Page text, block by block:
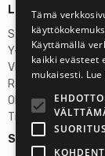
Seuraa meitä:
Lisätietoja
Stardust Finland
Y-tunnus:
Virallinen osoite
Rantatie 37 C75,
OP Tampere
Tilinumero
Tämä
Käyttämällä
kaikki evästeet
mukaisesti.